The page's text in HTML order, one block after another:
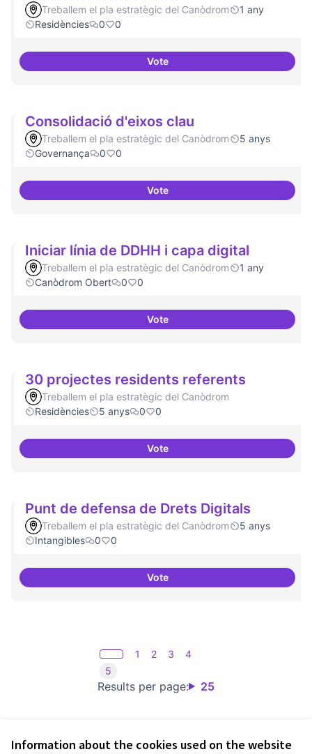
Information about the cookies used on the website
Treballem el pla estratègic del Canòdrom
1 any
Residències
0 0
VoteComunitat i continuitat
Consolidació d'eixos clau
Treballem el pla estratègic del Canòdrom
5 anys
Governança
0 0
VoteConsolidació d'eixos clau
Iniciar línia de DDHH i capa digital
Treballem el pla estratègic del Canòdrom
1 any
Canòdrom Obert
0 0
VoteIniciar línia de DDHH i capa
30 projectes residents referents
Treballem el pla estratègic del Canòdrom
Residències
5 anys 0 0
Vote30 projectes residents referents
Punt de defensa de Drets Digitals
Treballem el pla estratègic del Canòdrom
5 anys
Intangibles
0 0
VotePunt de defensa de Drets
Results per page: 25
1 2 3
4
5